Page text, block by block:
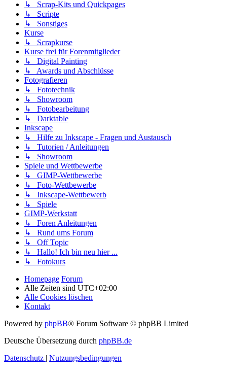
↳ Scrap-Kits und Quickpages
↳ Scripte
↳ Sonstiges
Kurse
↳ Scrapkurse
Kurse frei für Forenmitglieder
↳ Digital Painting
↳ Awards und Abschlüsse
Fotografieren
↳ Fototechnik
↳ Showroom
↳ Fotobearbeitung
↳ Darktable
Inkscape
↳ Hilfe zu Inkscape - Fragen und Austausch
↳ Tutorien / Anleitungen
↳ Showroom
Spiele und Wettbewerbe
↳ GIMP-Wettbewerbe
↳ Foto-Wettbewerbe
↳ Inkscape-Wettbewerb
↳ Spiele
GIMP-Werkstatt
↳ Foren Anleitungen
↳ Rund ums Forum
↳ Off Topic
↳ Hallo! Ich bin neu hier ...
↳ Fotokurs
Homepage Forum
Alle Zeiten sind UTC+02:00
Alle Cookies löschen
Kontakt
Powered by phpBB® Forum Software © phpBB Limited
Deutsche Übersetzung durch phpBB.de
Datenschutz | Nutzungsbedingungen